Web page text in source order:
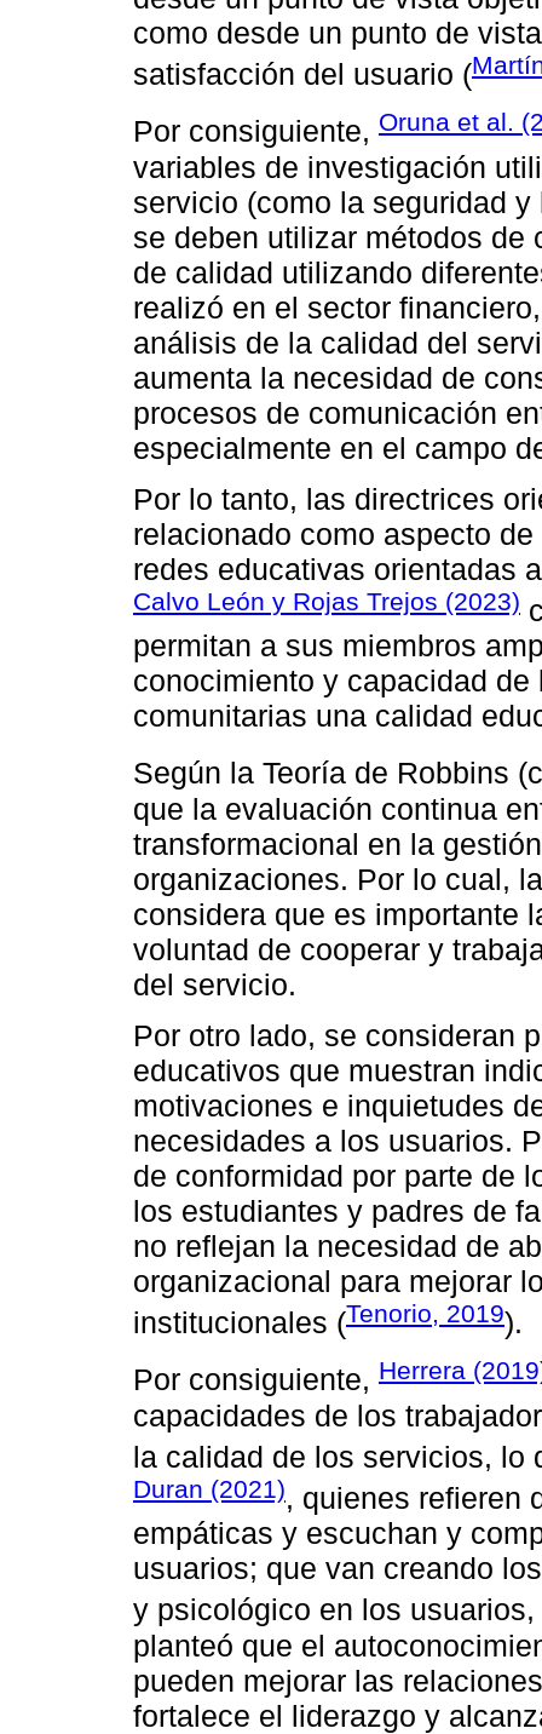
como desde un punto de
satisfacción del usuario (
Por consiguiente, Oruna et al.
variables de investigación
servicio (como la seguridad
se deben utilizar métodos de
de calidad utilizando
realizó en el sector
análisis de la calidad del
aumenta la necesidad de
procesos de comunicación
especialmente en el campo
Por lo tanto, las directrices
relacionado como aspecto
redes educativas orientadas
Calvo León y Rojas Trejos (2023)
permitan a sus miembros
conocimiento y capacidad
comunitarias una calidad
Según la Teoría de Robbins
que la evaluación continua
transformacional en la
organizaciones. Por lo cual,
considera que es importante
voluntad de cooperar y
del servicio.
Por otro lado, se consideran
educativos que muestran
motivaciones e inquietudes
necesidades a los usuarios.
de conformidad por parte de
los estudiantes y padres de
no reflejan la necesidad de
organizacional para mejorar
institucionales (Tenorio, 2019).
Por consiguiente, Herrera
capacidades de los
la calidad de los servicios,
Duran (2021), quienes refieren
empáticas y escuchan y
usuarios; que van creando
y psicológico en los
planteó que el
pueden mejorar las
fortalece el liderazgo y